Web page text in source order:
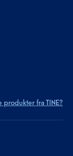
produkter fra TINE?